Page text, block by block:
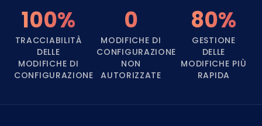
100%
TRACCIABILITÀ
DELLE
MODIFICHE DI
CONFIGURAZIONE
0
MODIFICHE DI
CONFIGURAZIONE
NON
AUTORIZZATE
80%
GESTIONE
DELLE
MODIFICHE PIÙ
RAPIDA